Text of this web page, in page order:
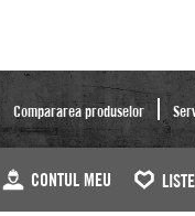
Compararea produselor
CONTUL MEU